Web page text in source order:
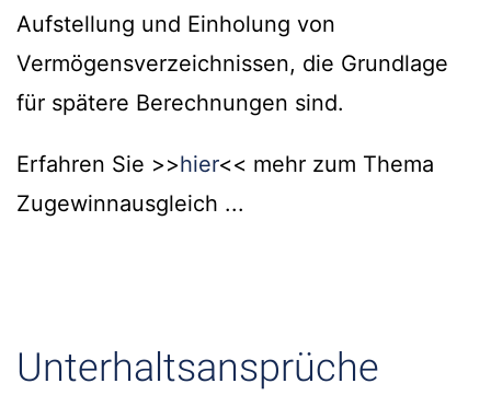
Aufstellung und Einholung von
Vermögensverzeichnissen, die Grundlage
für spätere Berechnungen sind.
Erfahren Sie >>hier<< mehr zum Thema
Zugewinnausgleich ...
Unterhaltsansprüche